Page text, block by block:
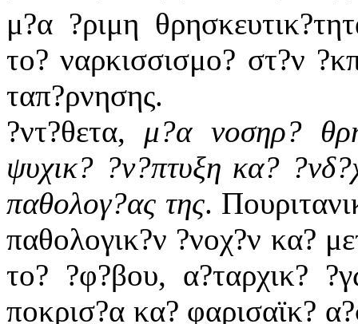
μ?α ?ριμη
το? ναρκισσισμο? στ?ν
ταπ?ρνησης.
?ντ?θετα, μ?α νοσηρ?
ψυχικ? ?ν?πτυξη κα?
παθολογ?ας της.
παθολογικ?ν ?νοχ?ν κα?
το? ?φ?βου, α?ταρχικ?
ποκρισ?α κα? φαρισαϊκ?